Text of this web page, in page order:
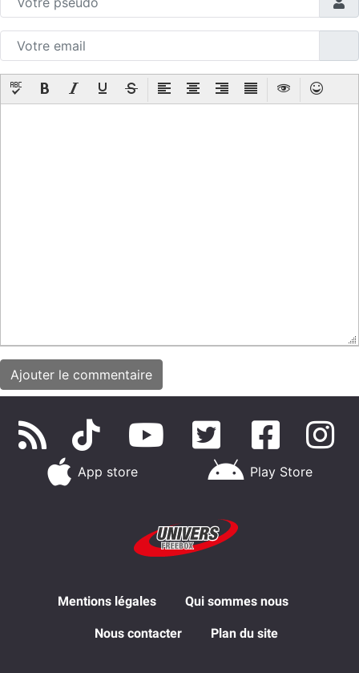
App store Play Store
Mentions légales Qui sommes nous
Nous contacter Plan du site